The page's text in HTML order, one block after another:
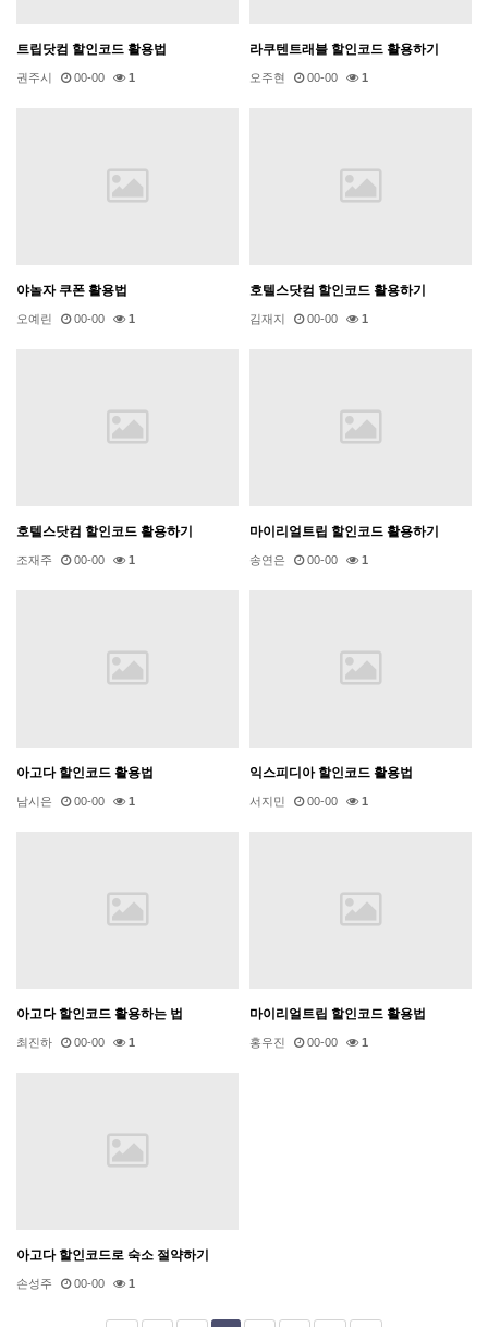
트립닷컴 할인코드 활용법
권주시 00-00 1
라쿠텐트래블 할인코드 활용하기
오주현 00-00 1
야놀자 쿠폰 활용법
오예린 00-00 1
호텔스닷컴 할인코드 활용하기
김재지 00-00 1
호텔스닷컴 할인코드 활용하기
조재주 00-00 1
마이리얼트립 할인코드 활용하기
송연은 00-00 1
아고다 할인코드 활용법
남시은 00-00 1
익스피디아 할인코드 활용법
서지민 00-00 1
아고다 할인코드 활용하는 법
최진하 00-00 1
마이리얼트립 할인코드 활용법
홍우진 00-00 1
아고다 할인코드로 숙소 절약하기
손성주 00-00 1